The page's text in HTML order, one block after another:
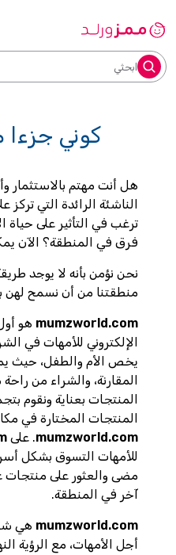
ابحثي
كوني جزءا
هل أنت مهتم بالاستثمار
الناشئة الرائدة التي
ترغب في التأثير على حياة
فرق في المنطقة؟ الآن
نحن نؤمن بأنه لا يوجد
منطقتنا من أن نسمح لهن
mumzworld.com هو
الإلكتروني للأمهات في
يخص الأم والطفل، حيث
المقارنة، والشراء من
المنتجات بعناية ونقوم
المنتجات المختارة في
mumzworld.com. على
للأمهات التسوق بشكل
مضى والعثور على
آخر في المنطقة.
mumzworld.com هي
أجل الأمهات، مع الرؤية